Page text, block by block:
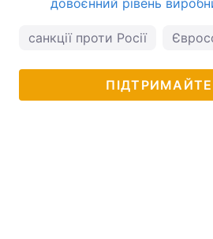
довоєнний рівень
санкції проти Росії